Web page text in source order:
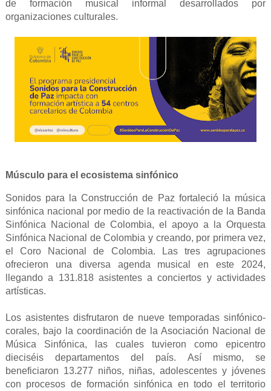
de formación musical informal desarrollados por
organizaciones culturales.
Músculo para el ecosistema sinfónico
Sonidos para la Construcción de Paz fortaleció la música
sinfónica nacional por medio de la reactivación de la Banda
Sinfónica Nacional de Colombia, el apoyo a la Orquesta
Sinfónica Nacional de Colombia y creando, por primera vez,
el Coro Nacional de Colombia. Las tres agrupaciones
ofrecieron una diversa agenda musical en este 2024,
llegando a 131.818 asistentes a conciertos y actividades
artísticas.
Los asistentes disfrutaron de nueve temporadas sinfónico-
corales, bajo la coordinación de la Asociación Nacional de
Música Sinfónica, las cuales tuvieron como epicentro
dieciséis departamentos del país. Así mismo, se
beneficiaron 13.277 niños, niñas, adolescentes y jóvenes
con procesos de formación sinfónica en todo el territorio